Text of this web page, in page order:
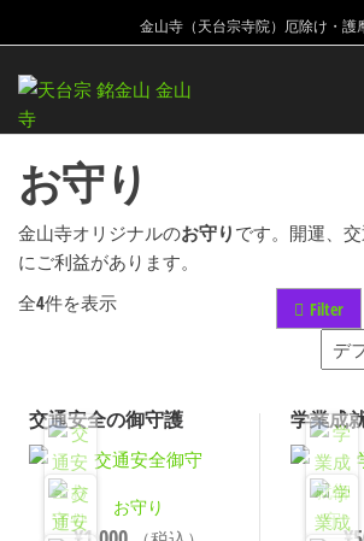
金山寺（天台宗寺院）厄除け・護
山
寺
宗
寺
お守り
金山寺オリジナルのお守り です。開運、
にご利益があります。
Filter
全4件を表示
交通安全の御守護
お守り
学業成